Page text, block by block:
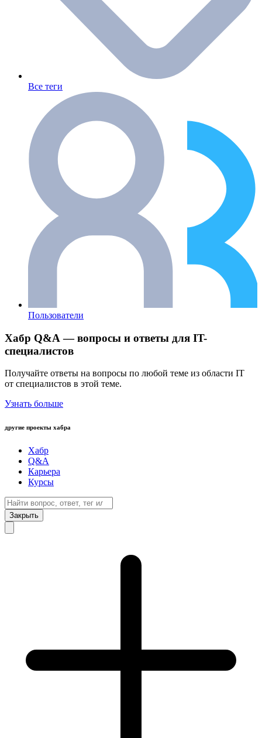
Все теги
Пользователи
Хабр Q&A — вопросы и ответы для IT-
специалистов
Получайте ответы на вопросы по любой теме из области IT
от специалистов в этой теме.
Узнать больше
другие проекты хабра
Хабр
Q&A
Карьера
Курсы
Закрыть